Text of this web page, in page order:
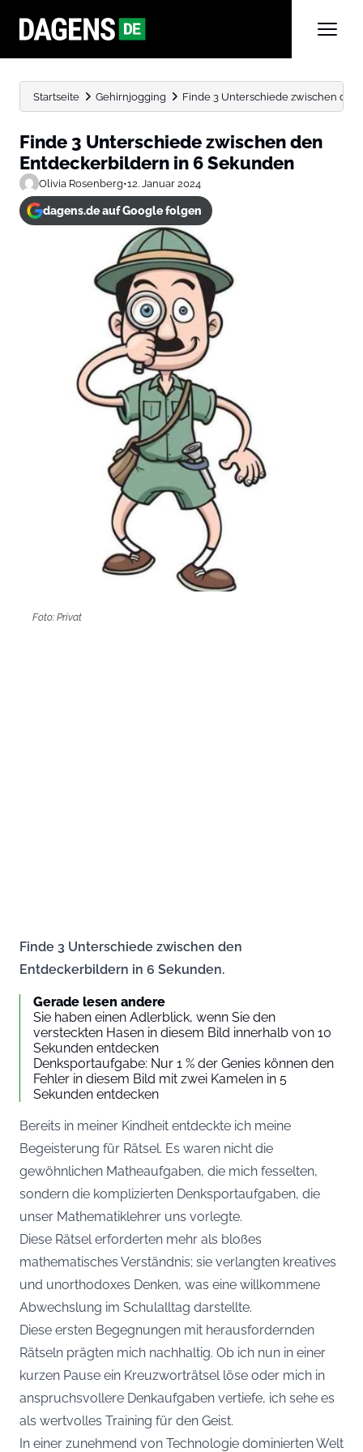
Startseite Gehirnjogging Finde 3 Unterschiede zwischen
Finde 3 Unterschiede zwischen den
Entdeckerbildern in 6 Sekunden
Olivia Rosenberg•12. Januar 2024
dagens.de auf Google folgen
Foto: Privat
Finde 3 Unterschiede zwischen den
Entdeckerbildern in 6 Sekunden.
Gerade lesen andere
Sie haben einen Adlerblick, wenn Sie den
versteckten Hasen in diesem Bild innerhalb von 10
Sekunden entdecken
Denksportaufgabe: Nur 1 % der Genies können den
Fehler in diesem Bild mit zwei Kamelen in 5
Sekunden entdecken
Bereits in meiner Kindheit entdeckte ich meine
Begeisterung für Rätsel. Es waren nicht die
gewöhnlichen Matheaufgaben, die mich fesselten,
sondern die komplizierten Denksportaufgaben, die
unser Mathematiklehrer uns vorlegte.
Diese Rätsel erforderten mehr als bloßes
mathematisches Verständnis; sie verlangten kreatives
und unorthodoxes Denken, was eine willkommene
Abwechslung im Schulalltag darstellte.
Diese ersten Begegnungen mit herausfordernden
Rätseln prägten mich nachhaltig. Ob ich nun in einer
kurzen Pause ein Kreuzworträtsel löse oder mich in
anspruchsvollere Denkaufgaben vertiefe, ich sehe es
als wertvolles Training für den Geist.
In einer zunehmend von Technologie dominierten Welt